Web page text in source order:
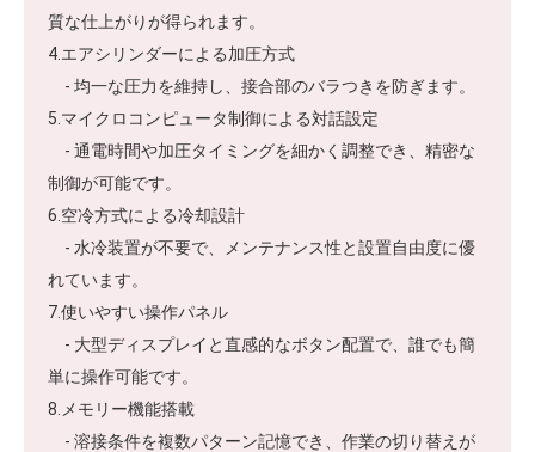
質な仕上がりが得られます。
4.エアシリンダーによる加圧方式
- 均一な圧力を維持し、接合部のバラつきを防ぎます。
5.マイクロコンピュータ制御による対話設定
- 通電時間や加圧タイミングを細かく調整でき、精密な
制御が可能です。
6.空冷方式による冷却設計
- 水冷装置が不要で、メンテナンス性と設置自由度に優
れています。
7.使いやすい操作パネル
- 大型ディスプレイと直感的なボタン配置で、誰でも簡
単に操作可能です。
8.メモリー機能搭載
- 溶接条件を複数パターン記憶でき、作業の切り替えが